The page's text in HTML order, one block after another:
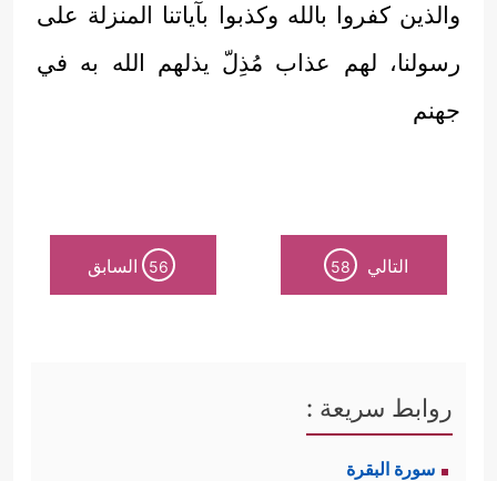
والذين كفروا بالله وكذبوا بآياتنا المنزلة على
رسولنا، لهم عذاب مُذِلّ يذلهم الله به في
جهنم
التالي 58
56 السابق
روابط سريعة :
سورة البقرة